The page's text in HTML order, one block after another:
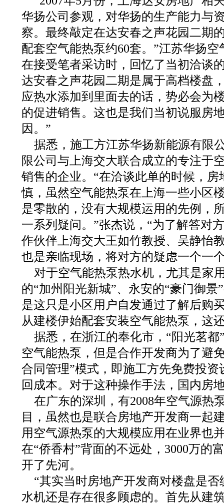
华扬公司参观，对华扬的生产能力与
察。最终敲定在达安春之声花园二期
配套空气能热泵约60套。”江苏华扬
在接受笔者采访时，回忆了当初洽谈
达安春之声花园二期是属于高档楼盘
应热水添加到里面去的话，势必会为
的促进销售。这也是我们当初说服房
因。”
据悉，施工方江苏华扬新能源有限
限公司与上海交大联合成立的专注于
销售的企业。“在洽谈此单的时候，
慎，虽然空气能热泵在上海一些小区
是零散的，没有大规模运用的先例，
一系列疑问。”张杰说，“为了解答对
作伙伴上海交大王如竹教授、吴静怡
也是亲临现场，将对方的疑虑一个一
对于空气能热泵热水机，尤其是家
的“加州阳光新城”、永安的“豪门御
是这只是小区用户自发通过了解后购
从建楼伊始配套安装空气能热泵，这
据悉，在浙江的奉化市，“阳光茗
空气能热泵，但是合作开发商为了避
合同管理”模式，即施工方先免费投
回成本。对于这种操作手法，国内房
在广东的深圳，有2008年空气源热
目，虽然也是联合房地产开发商一起
用空气源热泵的大规模应用在业界也
在“侨香村”背面的不远处，3000万的
开了先河。
“其实当时房地产开发商对楼盘是
水机还是存在很多顾虑的。首先从建